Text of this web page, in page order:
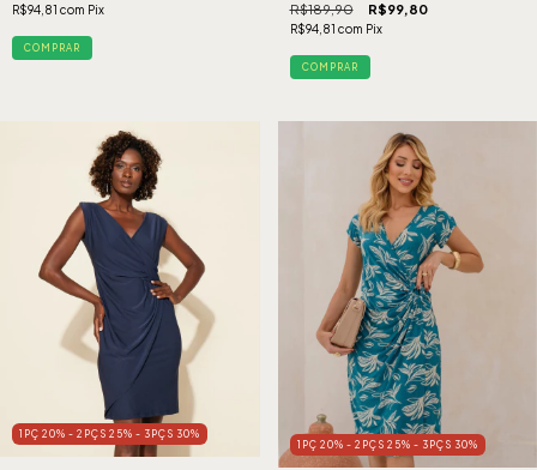
R$94,81 com Pix
COMPRAR
R$189,90 R$99,80
R$94,81 com Pix
COMPRAR
1PÇ 20% - 2PÇS 25% - 3PÇS 30%
1PÇ 20% - 2PÇS 25% - 3PÇS 30%